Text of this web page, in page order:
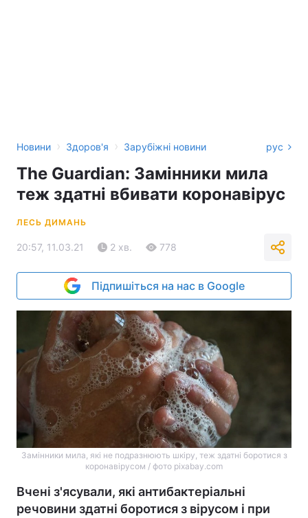
Новини › Здоров'я › Зарубіжні новини рус
The Guardian: Замінники мила
теж здатні вбивати коронавірус
ЛЕСЬ ДИМАНЬ
20:57, 11.03.21 2 хв. 778
Підпишіться на нас в Google
Замінники мила, які не подразнюють шкіру, теж здатні боротися з
коронавірусом / фото pixabay.com
Вчені з'ясували, які антибактеріальні
речовини здатні боротися з вірусом і при